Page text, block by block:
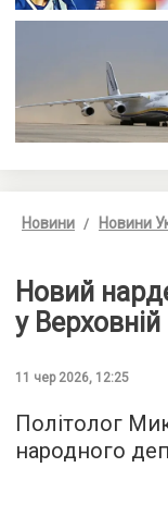
Новини Новини
Новий
у Верховній
11 чер 2026, 12:25
Політолог
народного